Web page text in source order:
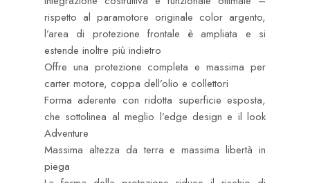
rispetto al paramotore originale color argento,
l’area di protezione frontale è ampliata e si
estende inoltre più indietro
Offre una protezione completa e massima per
carter motore, coppa dell’olio e collettori
Forma aderente con ridotta superficie esposta,
che sottolinea al meglio l’edge design e il look
Adventure
Massima altezza da terra e massima libertà in
piega